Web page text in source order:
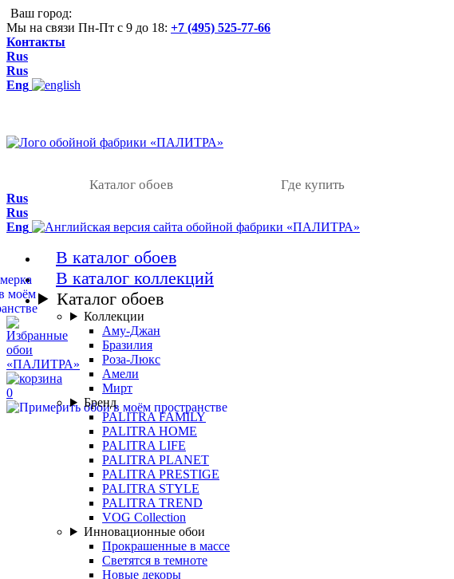
Ваш город:
Мы на связи Пн-Пт с 9 до 18: +7 (495) 525-77-66
Контакты
Rus
Rus
Eng
Каталог обоев Где купить
0
Rus
Rus
Eng
В каталог обоев
В каталог коллекций
Каталог обоев
Коллекции
Аму-Джан
Бразилия
Роза-Люкс
Амели
Мирт
Бренд
PALITRA FAMILY
PALITRA HOME
PALITRA LIFE
PALITRA PLANET
PALITRA PRESTIGE
PALITRA STYLE
PALITRA TREND
VOG Collection
Инновационные обои
Прокрашенные в массе
Светятся в темноте
Новые декоры